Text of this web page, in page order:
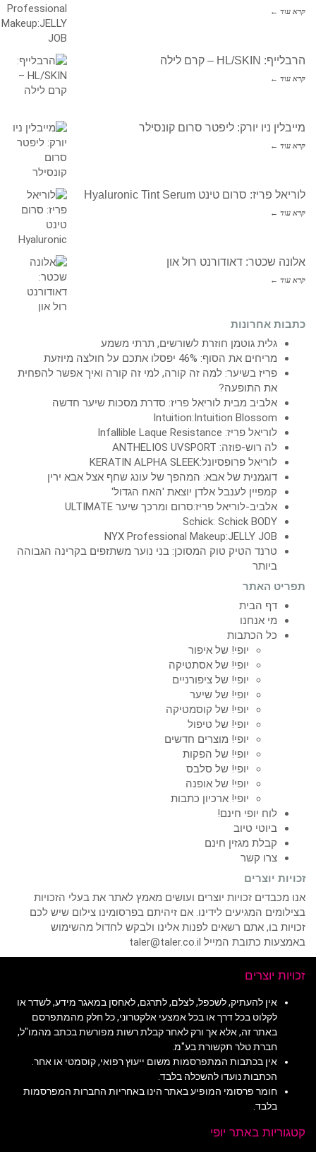
קרא עוד ←
הרבלייף: HL/SKIN – קרם לילה
קרא עוד ←
מייבלין ניו יורק: ליפטר סרום קונסילר
קרא עוד ←
לוריאל פריז: סרום טינט Hyaluronic Tint Serum
קרא עוד ←
אלונה שכטר: דאודורנט רול און
קרא עוד ←
כתבות אחרונות
גלית גוטמן חוזרת לשורשים, תרתי משמע
מריחים את הסוף: 46% יפסלו אתכם על חולצה מיוזעת
פריז בשיער: למה זה קורה, למי זה קורה ואיך אפשר להפחית
את התופעה?
אלביב מבית לוריאל פריז: סדרת מסכות שיער חדשה
Intuition:Intuition Blossom
לוריאל פריז: Infallible Laque Resistance
לה רוש-פוזה: ANTHELIOS UVSPORT
לוריאל פרופסיונל:KERATIN ALPHA SLEEK
דוגמנית של אבא: המהפך של עונג שחף אצל אבא ירין
קמפיין לענבל אלדן יוצאת 'האח הגדול'
אלביב-לוריאל פריז:סרום ומרכך שיער ULTIMATE
Schick: Schick BODY
NYX Professional Makeup:JELLY JOB
טרנד הטיק טוק המסוכן: בני נוער משתזפים בקרינה הגבוהה
ביותר
תפריט האתר
דף הבית
מי אנחנו
כל הכתבות
יופי! של איפור
יופי! של אסתטיקה
יופי! של ציפורניים
יופי! של שיער
יופי! של קוסמטיקה
יופי! של טיפול
יופי! מוצרים חדשים
יופי! של הפקות
יופי! של סלבס
יופי! של אופנה
יופי! ארכיון כתבות
לוח יופי חינם!
ביוטי טיוב
קבלת מגזין חינם
צרו קשר
זכויות יוצרים
אנו מכבדים זכויות יוצרים ועושים מאמץ לאתר את בעלי הזכויות
בצילומים המגיעים לידינו. אם זיהיתם בפרסומינו צילום שיש לכם
זכויות בו, אתם רשאים לפנות אלינו ולבקש לחדול מהשימוש
באמצעות כתובת המייל taler@taler.co.il
זכויות יוצרים
אין להעתיק, לשכפל, לצלם, לתרגם, לאחסן במאגר מידע, לשדר או
לקלוט בכל דרך או בכל אמצעי אלקטרוני, כל חלק מהמתפרסם
באתר זה, אלא אך ורק לאחר קבלת רשות מפורשת בכתב מהמו"ל,
חברת טלר תקשורת בע"מ.
אין בכתבות המתפרסמות משום ייעוץ רפואי, קוסמטי או אחר.
הכתבות נועדו להשכלה בלבד.
חומר פרסומי המופיע באתר הינו באחריות החברות המפרסמות
בלבד.
קטגוריות באתר יופי